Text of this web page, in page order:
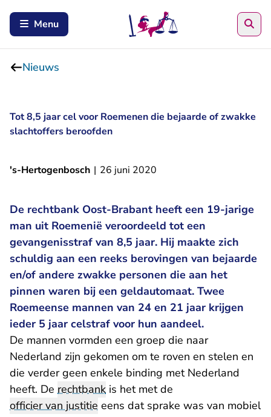
Menu
Nieuws
Tot 8,5 jaar cel voor Roemenen die bejaarde of zwakke
slachtoffers beroofden
's-Hertogenbosch | 26 juni 2020
De rechtbank Oost-Brabant heeft een 19-jarige
man uit Roemenië veroordeeld tot een
gevangenisstraf van 8,5 jaar. Hij maakte zich
schuldig aan een reeks berovingen van bejaarde
en/of andere zwakke personen die aan het
pinnen waren bij een geldautomaat. Twee
Roemeense mannen van 24 en 21 jaar krijgen
ieder 5 jaar celstraf voor hun aandeel.
De mannen vormden een groep die naar
Nederland zijn gekomen om te roven en stelen en
die verder geen enkele binding met Nederland
heeft. De rechtbank is het met de
officier van justitie eens dat sprake was van mobiel